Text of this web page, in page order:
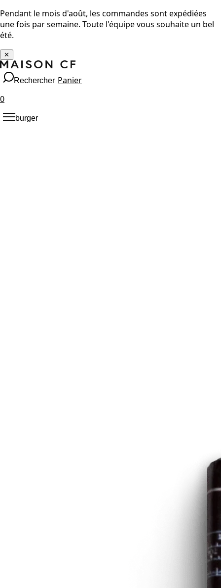
Pendant le mois d'août, les commandes sont expédiées
une fois par semaine. Toute l'équipe vous souhaite un bel
été.
✕
Rechercher Panier
0
burger